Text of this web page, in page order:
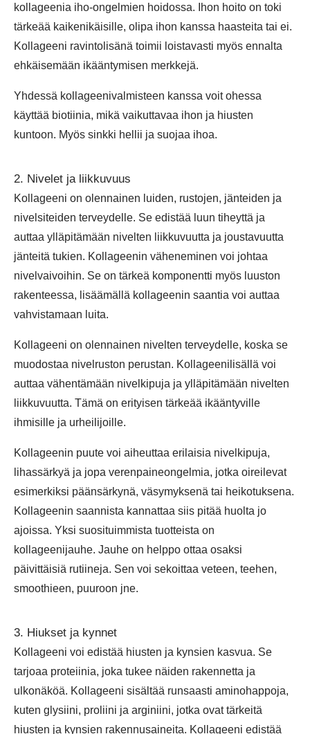
kollageenia iho-ongelmien hoidossa. Ihon hoito on toki
tärkeää kaikenikäisille, olipa ihon kanssa haasteita tai ei.
Kollageeni ravintolisänä toimii loistavasti myös ennalta
ehkäisemään ikääntymisen merkkejä.
Yhdessä kollageenivalmisteen kanssa voit ohessa
käyttää biotiinia, mikä vaikuttavaa ihon ja hiusten
kuntoon. Myös sinkki hellii ja suojaa ihoa.
2. Nivelet ja liikkuvuus
Kollageeni on olennainen luiden, rustojen, jänteiden ja
nivelsiteiden terveydelle. Se edistää luun tiheyttä ja
auttaa ylläpitämään nivelten liikkuvuutta ja joustavuutta
jänteitä tukien. Kollageenin väheneminen voi johtaa
nivelvaivoihin. Se on tärkeä komponentti myös luuston
rakenteessa, lisäämällä kollageenin saantia voi auttaa
vahvistamaan luita.
Kollageeni on olennainen nivelten terveydelle, koska se
muodostaa nivelruston perustan. Kollageenilisällä voi
auttaa vähentämään nivelkipuja ja ylläpitämään nivelten
liikkuvuutta. Tämä on erityisen tärkeää ikääntyville
ihmisille ja urheilijoille.
Kollageenin puute voi aiheuttaa erilaisia nivelkipuja,
lihassärkyä ja jopa verenpaineongelmia, jotka oireilevat
esimerkiksi päänsärkynä, väsymyksenä tai heikotuksena.
Kollageenin saannista kannattaa siis pitää huolta jo
ajoissa. Yksi suosituimmista tuotteista on
kollageenijauhe. Jauhe on helppo ottaa osaksi
päivittäisiä rutiineja. Sen voi sekoittaa veteen, teehen,
smoothieen, puuroon jne.
3. Hiukset ja kynnet
Kollageeni voi edistää hiusten ja kynsien kasvua. Se
tarjoaa proteiinia, joka tukee näiden rakennetta ja
ulkonäköä. Kollageeni sisältää runsaasti aminohappoja,
kuten glysiini, proliini ja arginiini, jotka ovat tärkeitä
hiusten ja kynsien rakennusaineita. Kollageeni edistää